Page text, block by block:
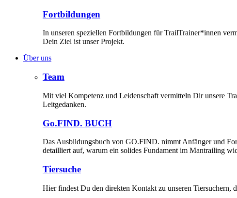
Fortbildungen
In unseren speziellen Fortbildungen für TrailTrainer*innen
Dein Ziel ist unser Projekt.
Über uns
Team
Mit viel Kompetenz und Leidenschaft vermitteln Dir unsere
Leitgedanken.
Go.FIND. BUCH
Das Ausbildungsbuch von GO.FIND. nimmt Anfänger und
detailliert auf, warum ein solides Fundament im Mantrailing
Tiersuche
Hier findest Du den direkten Kontakt zu unseren Tiersuchern,